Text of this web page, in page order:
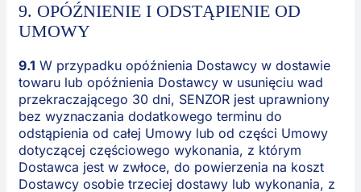
9. OPÓŹNIENIE I ODSTĄPIENIE OD
UMOWY
9.1 W przypadku opóźnienia Dostawcy w dostawie
towaru lub opóźnienia Dostawcy w usunięciu wad
przekraczającego 30 dni, SENZOR jest uprawniony
bez wyznaczania dodatkowego terminu do
odstąpienia od całej Umowy lub od części Umowy
dotyczącej częściowego wykonania, z którym
Dostawca jest w zwłoce, do powierzenia na koszt
Dostawcy osobie trzeciej dostawy lub wykonania, z